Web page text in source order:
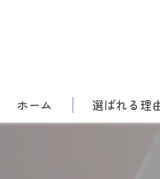
ホーム 選ばれる理